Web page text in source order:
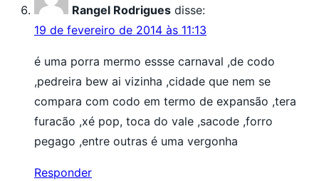
Rangel Rodrigues disse:
19 de fevereiro de 2014 às 11:13
é uma porra mermo essse carnaval ,de codo
,pedreira bew ai vizinha ,cidade que nem se
compara com codo em termo de expansão ,tera
furacão ,xé pop, toca do vale ,sacode ,forro
pegago ,entre outras é uma vergonha
Responder